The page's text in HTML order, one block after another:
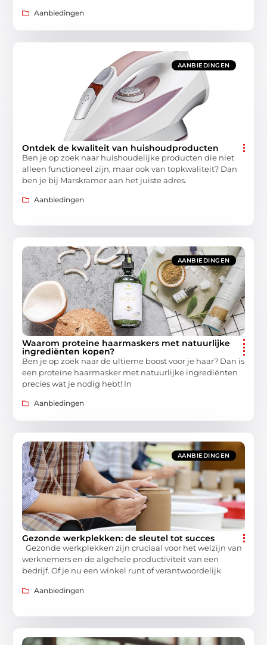
Aanbiedingen
AANBIEDINGEN
Ontdek de kwaliteit van huishoudproducten
Ben je op zoek naar huishoudelijke producten die niet
alleen functioneel zijn, maar ook van topkwaliteit? Dan
ben je bij Marskramer aan het juiste adres.
Aanbiedingen
AANBIEDINGEN
Waarom proteïne haarmaskers met natuurlijke
ingrediënten kopen?
Ben je op zoek naar de ultieme boost voor je haar? Dan is
een proteïne haarmasker met natuurlijke ingrediënten
precies wat je nodig hebt! In
Aanbiedingen
AANBIEDINGEN
Gezonde werkplekken: de sleutel tot succes
Gezonde werkplekken zijn cruciaal voor het welzijn van
werknemers en de algehele productiviteit van een
bedrijf. Of je nu een winkel runt of verantwoordelijk
Aanbiedingen